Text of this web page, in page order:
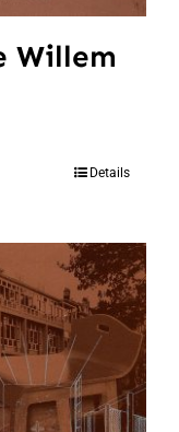
Willem
Details